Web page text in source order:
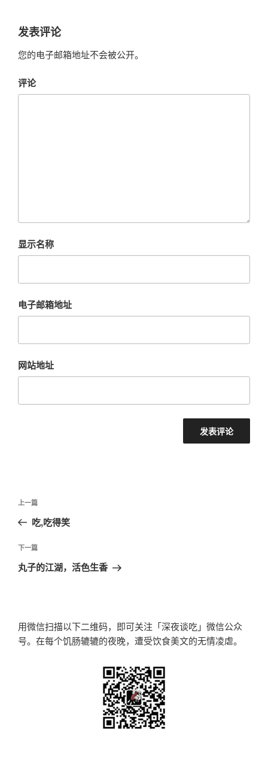
发表评论
您的电子邮箱地址不会被公开。
评论
显示名称
电子邮箱地址
网站地址
文
导
航
上
一
文
章
上一篇
吃,吃得笑
下
一
下一篇
丸子的江湖，活色生香
用微信扫描以下二维码，即可关注「深夜谈吃」微信公众
号。在每个饥肠辘辘的夜晚，遭受饮食美文的无情凌虐。